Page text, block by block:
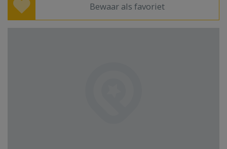
Bewaar als favoriet